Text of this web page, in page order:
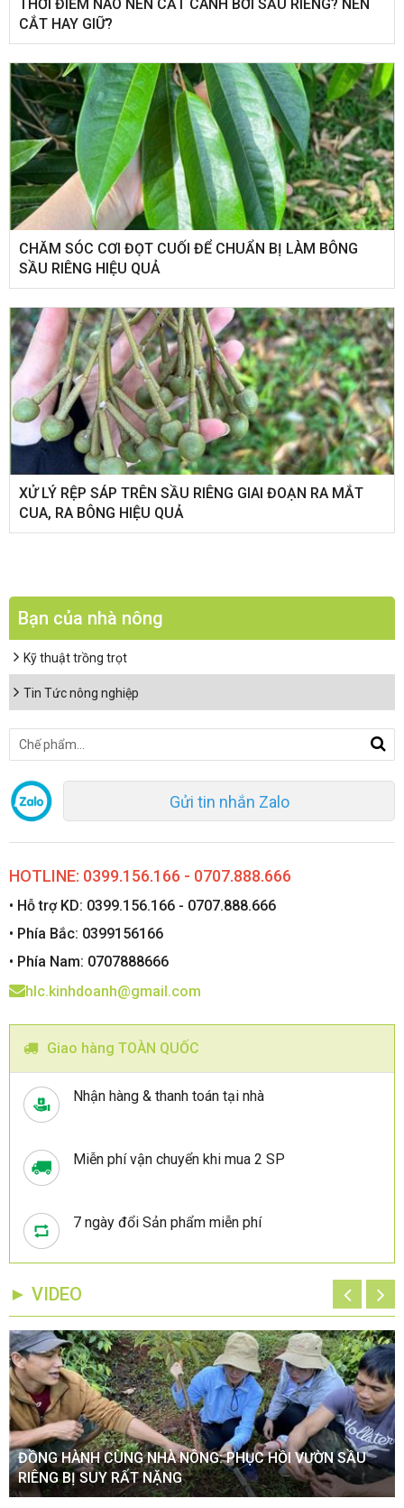
THỜI ĐIỂM NÀO NÊN CẮT CÀNH BƠI SẦU RIÊNG? NÊN
CẮT HAY GIỮ?
CHĂM SÓC CƠI ĐỌT CUỐI ĐỂ CHUẨN BỊ LÀM BÔNG
SẦU RIÊNG HIỆU QUẢ
XỬ LÝ RỆP SÁP TRÊN SẦU RIÊNG GIAI ĐOẠN RA MẮT
CUA, RA BÔNG HIỆU QUẢ
Bạn của nhà nông
Kỹ thuật trồng trọt
Tin Tức nông nghiệp
Gửi tin nhắn Zalo
HOTLINE: 0399.156.166 - 0707.888.666
• Hỗ trợ KD: 0399.156.166 - 0707.888.666
• Phía Bắc: 0399156166
• Phía Nam: 0707888666
hlc.kinhdoanh@gmail.com
Giao hàng TOÀN QUỐC
Nhận hàng & thanh toán tại nhà
Miễn phí vận chuyển khi mua 2 SP
7 ngày đổi Sản phẩm miễn phí
► VIDEO
ĐỒNG HÀNH CÙNG NHÀ NÔNG: PHỤC HỒI VƯỜN SẦU
RIÊNG BỊ SUY RẤT NẶNG